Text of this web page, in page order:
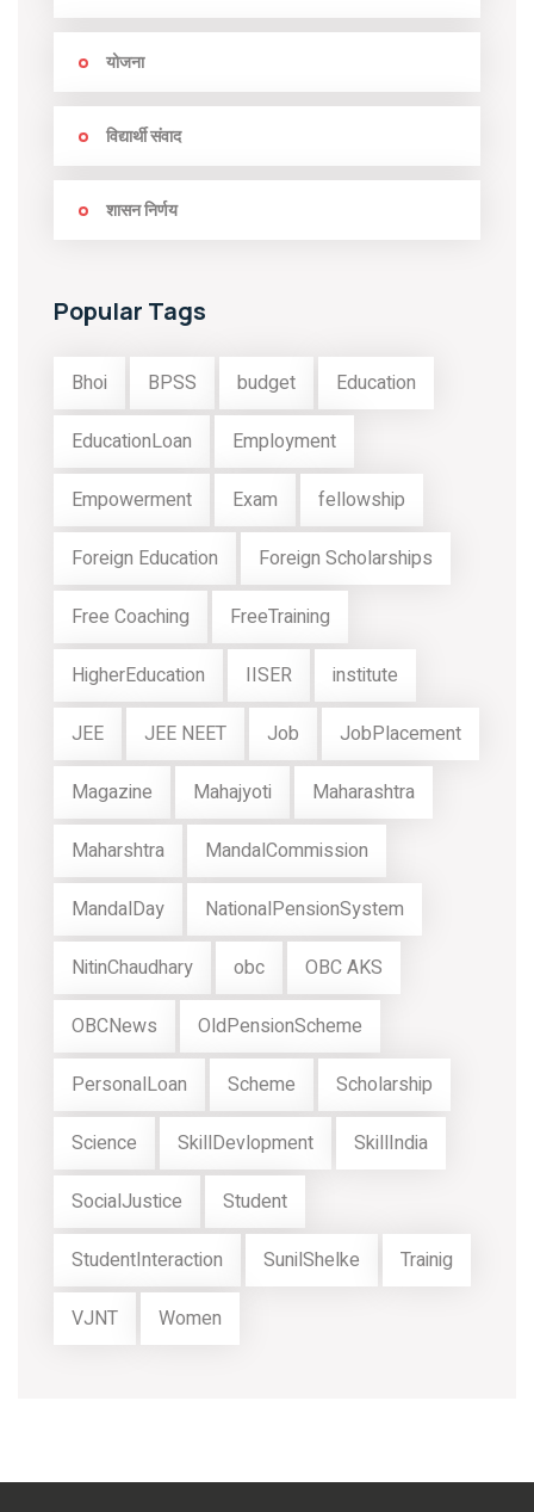
योजना
विद्यार्थी संवाद
शासन निर्णय
Popular Tags
Bhoi BPSS budget Education
EducationLoan Employment
Empowerment Exam fellowship
Foreign Education Foreign Scholarships
Free Coaching FreeTraining
HigherEducation IISER institute
JEE JEE NEET Job JobPlacement
Magazine Mahajyoti Maharashtra
Maharshtra MandalCommission
MandalDay NationalPensionSystem
NitinChaudhary obc OBC AKS
OBCNews OldPensionScheme
PersonalLoan Scheme Scholarship
Science SkillDevlopment SkillIndia
SocialJustice Student
StudentInteraction SunilShelke Trainig
VJNT Women